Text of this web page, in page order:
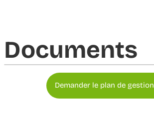
Documents​
Demander le plan de gestion